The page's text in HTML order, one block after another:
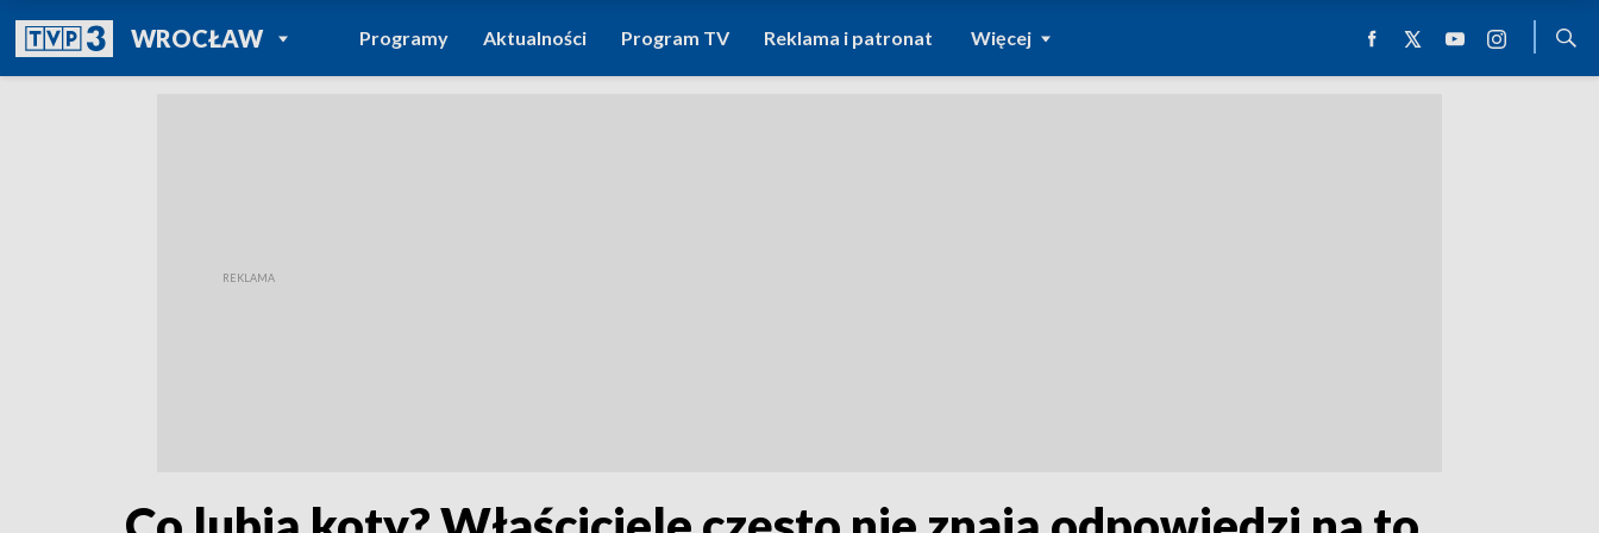
WROCŁAWPOWRÓT DO
TVP REGIONY
Programy Aktualności Program TV Reklama i patronat Więcej